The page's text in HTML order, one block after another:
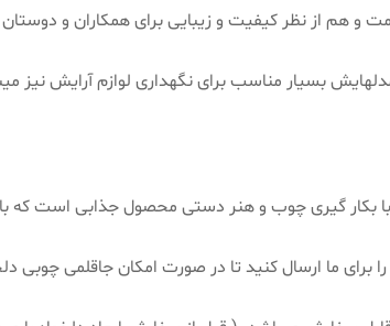
هم از نظر کیفیت و زیبایی برای همکاران و
بسیار مناسب برای نگهداری لوازم آرایش نیز
و با بکار گیری چوب و هنر دستی محصول جذابی است
برای ما ارسال کنید تا در صورت امکان جاقلمی چوبی